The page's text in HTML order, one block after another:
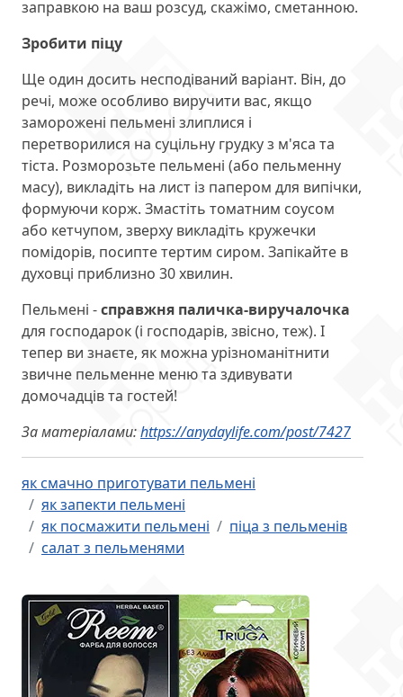
заправкою на ваш розсуд, скажімо, сметанною.
Зробити піцу
Ще один досить несподіваний варіант. Він, до
речі, може особливо виручити вас, якщо
заморожені пельмені злиплися і
перетворилися на суцільну грудку з м'яса та
тіста. Розморозьте пельмені (або пельменну
масу), викладіть на лист із папером для випічки,
формуючи корж. Змастіть томатним соусом
або кетчупом, зверху викладіть кружечки
помідорів, посипте тертим сиром. Запікайте в
духовці приблизно 30 хвилин.
Пельмені -справжня паличка-виручалочка
для господарок (і господарів, звісно, теж). І
тепер ви знаєте, як можна урізноманітнити
звичне пельменне меню та здивувати
домочадців та гостей!
За матеріалами:https://anydaylife.com/post/7427
як смачно приготувати пельмені
як запекти пельмені
як посмажити пельмені
піца з пельменів
салат з пельменями